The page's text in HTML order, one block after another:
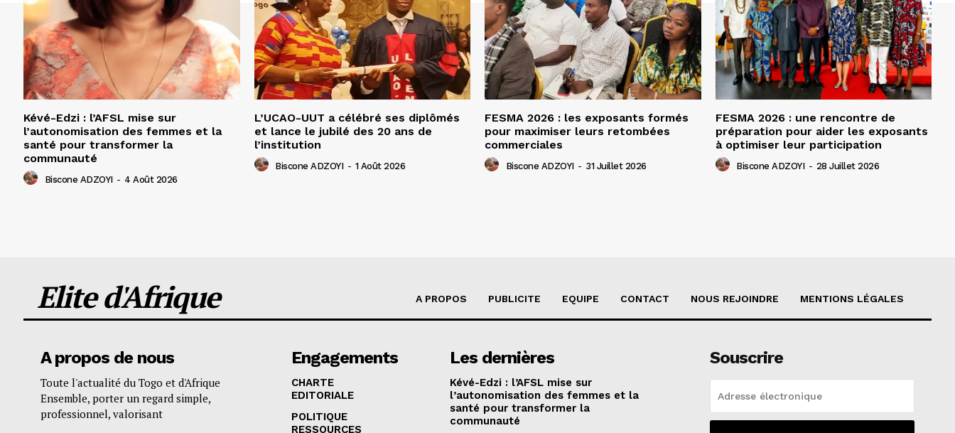
Kévé-Edzi : l’AFSL mise sur
l’autonomisation des femmes et la
santé pour transformer la
communauté
Biscone ADZOYI - 4 Août 2026
L’UCAO-UUT a célébré ses diplômés
et lance le jubilé des 20 ans de
l’institution
Biscone ADZOYI - 1 Août 2026
FESMA 2026 : les exposants formés
pour maximiser leurs retombées
commerciales
Biscone ADZOYI - 31 Juillet 2026
FESMA 2026 : une rencontre de
préparation pour aider les exposants
à optimiser leur participation
Biscone ADZOYI - 28 Juillet 2026
Elite d'Afrique A PROPOS PUBLICITE EQUIPE CONTACT NOUS REJOINDRE MENTIONS LÉGALES
A propos de nous
Toute l'actualité du Togo et d'Afrique
Ensemble, porter un regard simple,
professionnel, valorisant
Engagements
CHARTE
EDITORIALE
POLITIQUE
RESSOURCES
Les dernières
Kévé-Edzi : l’AFSL mise sur
l’autonomisation des femmes et la
santé pour transformer la
communauté
Souscrire